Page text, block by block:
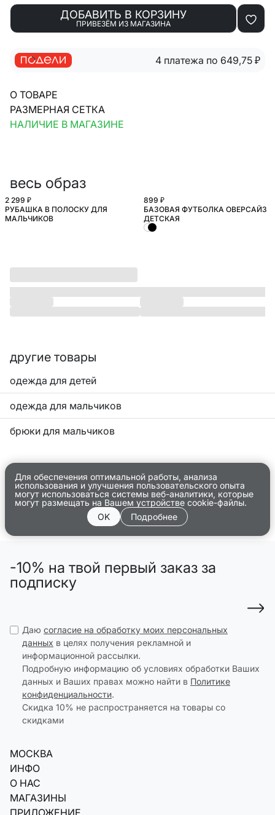
ДОБАВИТЬ В КОРЗИНУ
ПРИВЕЗЁМ ИЗ МАГАЗИНА
4 платежа по 649,75 ₽
О ТОВАРЕ
РАЗМЕРНАЯ СЕТКА
НАЛИЧИЕ В МАГАЗИНЕ
весь образ
ШКОЛА
2 299 ₽
РУБАШКА В ПОЛОСКУ ДЛЯ
МАЛЬЧИКОВ
ШКОЛА
899 ₽
БАЗОВАЯ ФУТБОЛКА ОВЕРСАЙЗ
ДЕТСКАЯ
другие товары
одежда для детей
одежда для мальчиков
брюки для мальчиков
Для обеспечения оптимальной работы, анализа
использования и улучшения пользовательского опыта
могут использоваться системы веб-аналитики, которые
могут размещать на Вашем устройстве cookie-файлы.
OK
Подробнее
-10% на твой первый заказ за
подписку
Даю согласие на обработку моих персональных
данных в целях получения рекламной и
информационной рассылки.
Подробную информацию об условиях обработки Ваших
данных и Ваших правах можно найти в Политике
конфиденциальности.
Скидка 10% не распространяется на товары со
скидками
МОСКВА
ИНФО
О НАС
МАГАЗИНЫ